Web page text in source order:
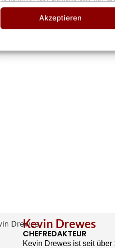
Akzeptieren
Kevin Drewes
CHEFREDAKTEUR
Kevin Drewes ist seit